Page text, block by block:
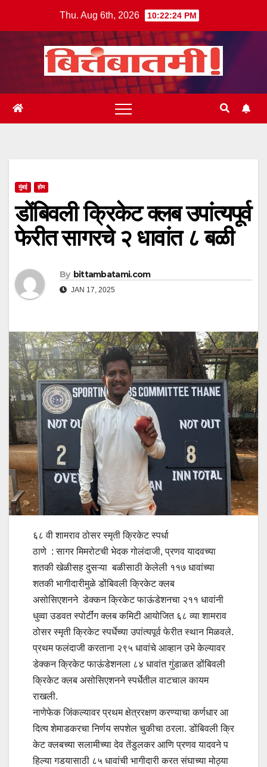
Thu. Aug 6th, 2026 10:22:25 PM
मुंबई होम
डोंबिवली क्रिकेट क्लब उपांत्यपूर्व
फेरीत सागरचे २ धावांत ८ बळी
By bittambatami.com
JAN 17, 2025
६८ वी शामराव ठोसर स्मृती क्रिकेट स्पर्धा
ठाणे : सागर मिमरोटची भेदक गोलंदाजी, प्रणव यादवच्या
शतकी खेळीसह दुसऱ्या बळीसाठी केलेली ११७ धावांच्या
शतकी भागीदारीमुळे डोंबिवली क्रिकेट क्लब
असोसिएशनने डेक्कन क्रिकेट फाऊंडेशनचा २११ धावांनी
धुव्वा उडवत स्पोर्टींग क्लब कमिटी आयोजित ६८ व्या शामराव
ठोसर स्मृती क्रिकेट स्पर्धेच्या उपांत्यपूर्व फेरीत स्थान मिळवले.
प्रथम फलंदाजी करताना २९५ धावांचे आव्हान उभे केल्यावर
डेक्कन क्रिकेट फाऊंडेशनला ८४ धावांत गुंडाळत डोंबिवली
क्रिकेट क्लब असोसिएशनने स्पर्धेतील वाटचाल कायम
राखली.
नाणेफेक जिंकल्यावर प्रथम क्षेत्ररक्षण करण्याचा कर्णधार आ
दित्य शेमाडकरचा निर्णय सपशेल चुकीचा ठरला. डोंबिवली क्रि
केट क्लबच्या सलामीच्या देव तेंडुलकर आणि प्रणव यादवने प
हिल्या गडयासाठी ८५ धावांची भागीदारी करत संघाच्या मोठ्या